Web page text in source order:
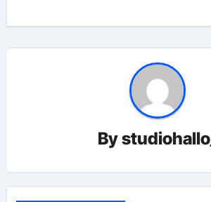
Bystudiohallo_